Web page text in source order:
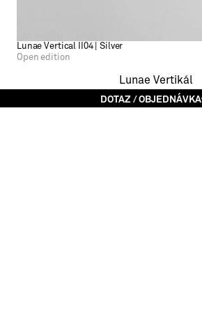
Lunae Vertikál
DOTAZ / OBJEDNÁVKA
Lunae Vertical II04 | Silver
Open edition